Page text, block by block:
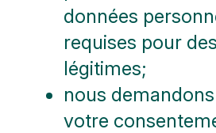
données
requises pour
légitimes;
nous
votre